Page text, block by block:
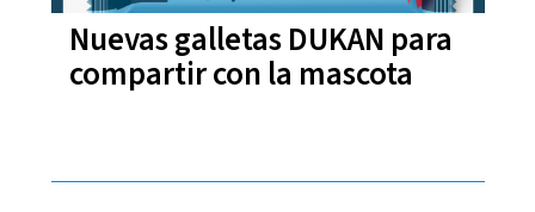
Nuevas galletas DUKAN para
compartir con la mascota